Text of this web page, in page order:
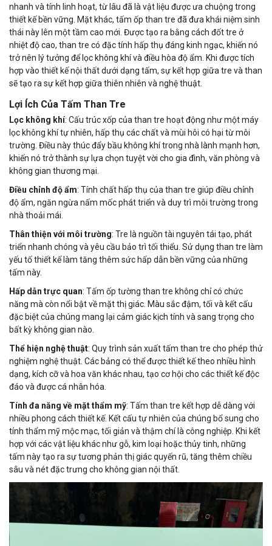
nhanh và tính linh hoạt, từ lâu đã là vật liệu được ưa chuộng trong
thiết kế bền vững. Mặt khác, tấm ốp than tre đã đưa khái niệm sinh
thái này lên một tầm cao mới. Được tạo ra bằng cách đốt tre ở
nhiệt độ cao, than tre có đặc tính hấp thụ đáng kinh ngạc, khiến nó
trở nên lý tưởng để lọc không khí và điều hòa độ ẩm. Khi được tích
hợp vào thiết kế nội thất dưới dạng tấm, sự kết hợp giữa tre và than
sẽ tạo ra sự kết hợp giữa thiên nhiên và nghệ thuật.
Lợi Ích Của Tấm Than Tre
Lọc không khí: Cấu trúc xốp của than tre hoạt động như một máy
lọc không khí tự nhiên, hấp thụ các chất và mùi hôi có hại từ môi
trường. Điều này thúc đẩy bầu không khí trong nhà lành mạnh hơn,
khiến nó trở thành sự lựa chọn tuyệt vời cho gia đình, văn phòng và
không gian thương mại.
Điều chỉnh độ ẩm: Tính chất hấp thụ của than tre giúp điều chỉnh
độ ẩm, ngăn ngừa nấm mốc phát triển và duy trì môi trường trong
nhà thoải mái.
Thân thiện với môi trường: Tre là nguồn tài nguyên tái tạo, phát
triển nhanh chóng và yêu cầu bảo trì tối thiểu. Sử dụng than tre làm
yếu tố thiết kế làm tăng thêm sức hấp dẫn bền vững của những
tấm này.
Hấp dẫn trực quan: Tấm ốp tường than tre không chỉ có chức
năng mà còn nổi bật về mặt thị giác. Màu sắc đậm, tối và kết cấu
đặc biệt của chúng mang lại cảm giác kịch tính và sang trọng cho
bất kỳ không gian nào.
Thể hiện nghệ thuật: Quy trình sản xuất tấm than tre cho phép thử
nghiệm nghệ thuật. Các bảng có thể được thiết kế theo nhiều hình
dạng, kích cỡ và hoa văn khác nhau, tạo cơ hội cho các thiết kế độc
đáo và được cá nhân hóa.
Tính đa năng về mặt thẩm mỹ: Tấm than tre kết hợp dễ dàng với
nhiều phong cách thiết kế. Kết cấu tự nhiên của chúng bổ sung cho
tính thẩm mỹ mộc mạc, tối giản và thậm chí là công nghiệp. Khi kết
hợp với các vật liệu khác như gỗ, kim loại hoặc thủy tinh, những
tấm này tạo ra sự tương phản thị giác quyến rũ, tăng thêm chiều
sâu và nét đặc trưng cho không gian nội thất.